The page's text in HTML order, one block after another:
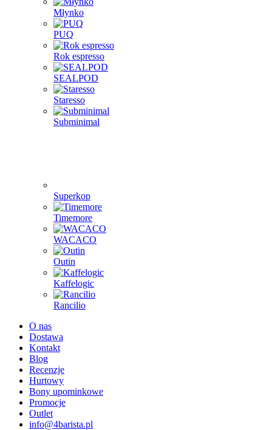
Młynko
PUQ
Rok espresso
SEALPOD
Staresso
Subminimal
Superkop
Timemore
WACACO
Outin
Kaffelogic
Rancilio
O nas
Dostawa
Kontakt
Blog
Recenzje
Hurtowy
Bony upominkowe
Promocje
Outlet
info@4barista.pl